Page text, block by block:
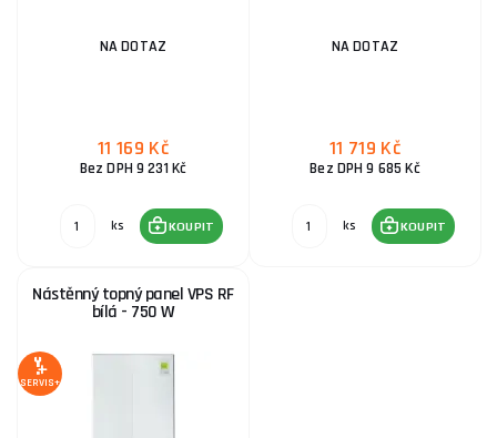
NA DOTAZ
11 169 Kč
Bez DPH 9 231 Kč
ks KOUPIT
NA DOTAZ
11 719 Kč
Bez DPH 9 685 Kč
ks KOUPIT
Nástěnný topný panel VPS RF
bílá - 750 W
SERVIS+